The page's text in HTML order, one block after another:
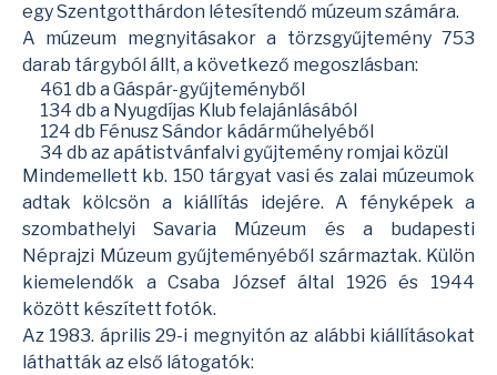
egy Szentgotthárdon létesítendő múzeum számára.
A múzeum megnyitásakor a törzsgyűjtemény 753
darab tárgyból állt, a következő megoszlásban:
461 db a Gáspár-gyűjteményből
134 db a Nyugdíjas Klub felajánlásából
124 db Fénusz Sándor kádárműhelyéből
34 db az apátistvánfalvi gyűjtemény romjai közül
Mindemellett kb. 150 tárgyat vasi és zalai múzeumok
adtak kölcsön a kiállítás idejére. A fényképek a
szombathelyi Savaria Múzeum és a budapesti
Néprajzi Múzeum gyűjteményéből származtak. Külön
kiemelendők a Csaba József által 1926 és 1944
között készített fotók.
Az 1983. április 29-i megnyitón az alábbi kiállításokat
láthatták az első látogatók: